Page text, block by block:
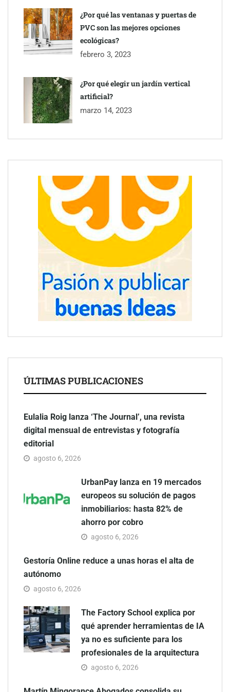
¿Por qué las ventanas y puertas de
PVC son las mejores opciones
ecológicas?
febrero 3, 2023
¿Por qué elegir un jardín vertical
artificial?
marzo 14, 2023
ÚLTIMAS PUBLICACIONES
Eulalia Roig lanza ‘The Journal’, una revista
digital mensual de entrevistas y fotografía
editorial
agosto 6, 2026
UrbanPay lanza en 19 mercados
europeos su solución de pagos
inmobiliarios: hasta 82% de
ahorro por cobro
agosto 6, 2026
Gestoría Online reduce a unas horas el alta de
autónomo
agosto 6, 2026
The Factory School explica por
qué aprender herramientas de IA
ya no es suficiente para los
profesionales de la arquitectura
agosto 6, 2026